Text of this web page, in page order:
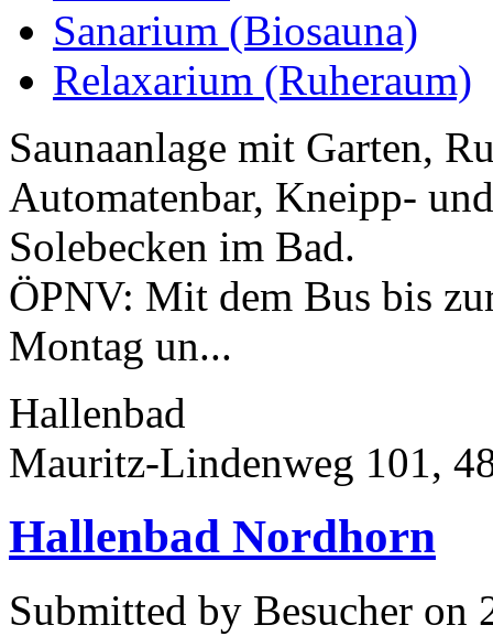
Sanarium (Biosauna)
Relaxarium (Ruheraum)
Saunaanlage mit Garten,
Automatenbar, Kneipp-
Solebecken im Bad.
ÖPNV: Mit dem Bus bis
Montag un...
Hallenbad
Mauritz-Lindenweg 101,
Hallenbad Nordhorn
Submitted by Besucher on